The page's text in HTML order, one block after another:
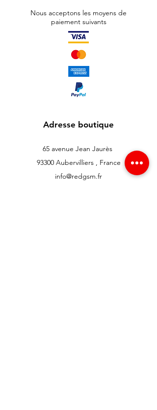
Nous acceptons les moyens de
paiement suivants
Adresse boutique
65 avenue Jean Jaurès
93300 Aubervilliers , France
info@redgsm.fr